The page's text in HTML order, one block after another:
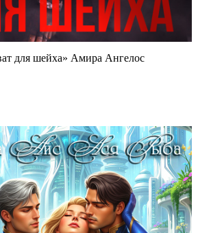
для шейха» Амира Ангелос